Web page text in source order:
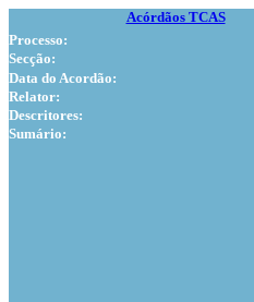
Acórdãos TCAS
Processo:
Secção:
Data do Acordão:
Relator:
Descritores:
Sumário: